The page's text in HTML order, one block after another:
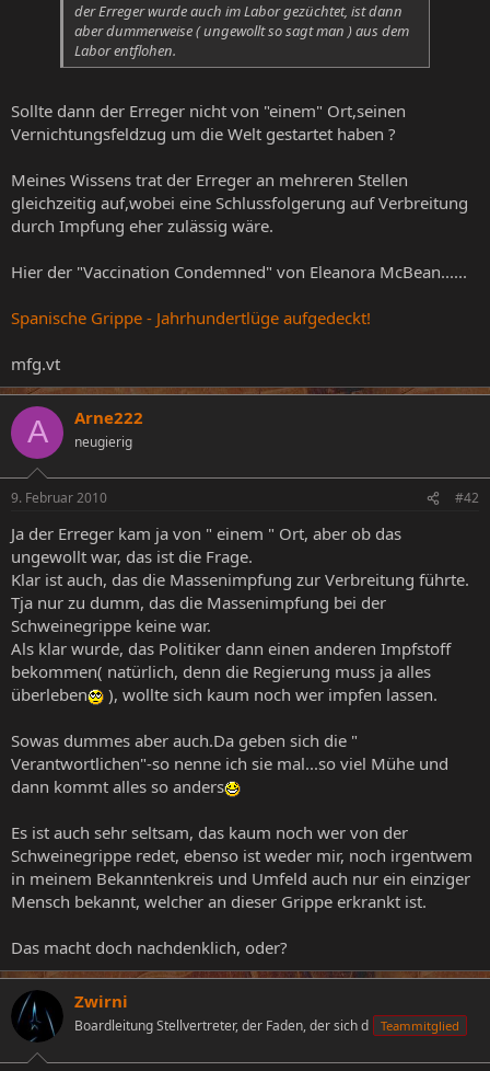
der Erreger wurde auch im Labor gezüchtet, ist dann
aber dummerweise ( ungewollt so sagt man ) aus dem
Labor entflohen.
Sollte dann der Erreger nicht von "einem" Ort,seinen
Vernichtungsfeldzug um die Welt gestartet haben ?
Meines Wissens trat der Erreger an mehreren Stellen
gleichzeitig auf,wobei eine Schlussfolgerung auf Verbreitung
durch Impfung eher zulässig wäre.
Hier der "Vaccination Condemned" von Eleanora McBean......
Spanische Grippe - Jahrhundertlüge aufgedeckt!
mfg.vt
A Arne222
neugierig
9. Februar 2010 #42
Ja der Erreger kam ja von " einem " Ort, aber ob das
ungewollt war, das ist die Frage.
Klar ist auch, das die Massenimpfung zur Verbreitung führte.
Tja nur zu dumm, das die Massenimpfung bei der
Schweinegrippe keine war.
Als klar wurde, das Politiker dann einen anderen Impfstoff
bekommen( natürlich, denn die Regierung muss ja alles
überleben
), wollte sich kaum noch wer impfen lassen.
Sowas dummes aber auch.Da geben sich die "
Verantwortlichen"-so nenne ich sie mal...so viel Mühe und
dann kommt alles so anders
Es ist auch sehr seltsam, das kaum noch wer von der
Schweinegrippe redet, ebenso ist weder mir, noch irgentwem
in meinem Bekanntenkreis und Umfeld auch nur ein einziger
Mensch bekannt, welcher an dieser Grippe erkrankt ist.
Das macht doch nachdenklich, oder?
Zwirni
Boardleitung Stellvertreter, der Faden, der sich d Teammitglied